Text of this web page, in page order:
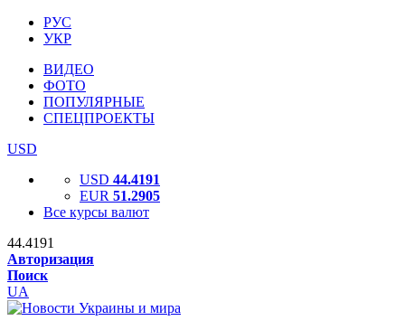
РУС
УКР
ВИДЕО
ФОТО
ПОПУЛЯРНЫЕ
СПЕЦПРОЕКТЫ
USD
USD 44.4191
EUR 51.2905
Все курсы валют
44.4191
Авторизация
Поиск
UA